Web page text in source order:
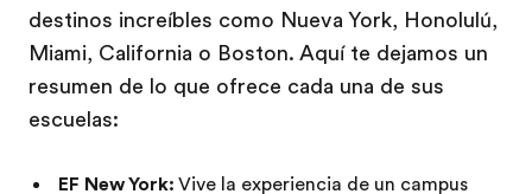
destinos increíbles como Nueva York, Honolulú,
Miami, California o Boston. Aquí te dejamos un
resumen de lo que ofrece cada una de sus
escuelas:
EF New York: Vive la experiencia de un campus